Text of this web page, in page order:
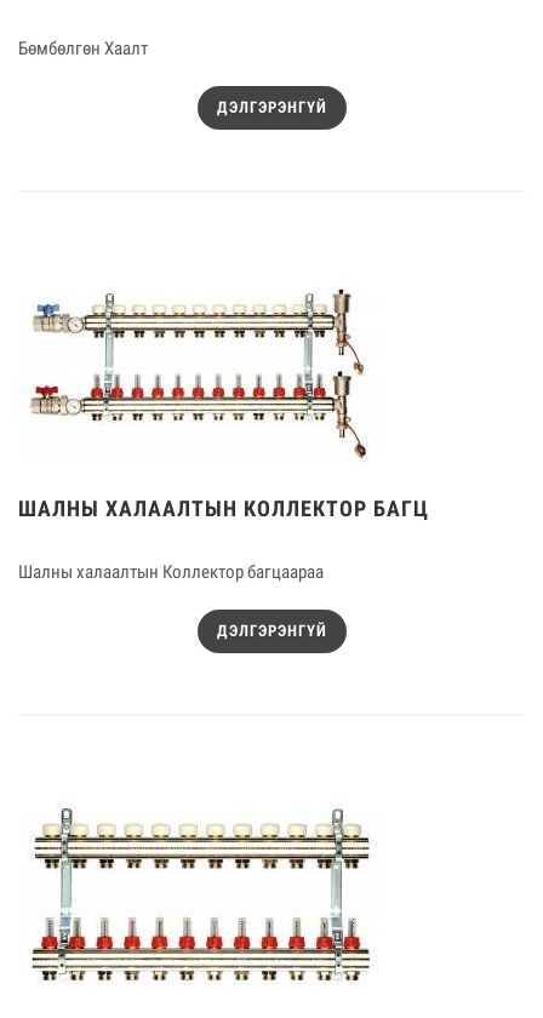
Бөмбөлгөн Хаалт
ДЭЛГЭРЭНГҮЙ
ШАЛНЫ ХАЛААЛТЫН КОЛЛЕКТОР БАГЦ
Шалны халаалтын Коллектор багцаараа
ДЭЛГЭРЭНГҮЙ